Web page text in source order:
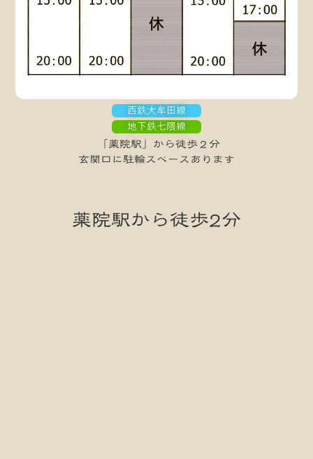
西鉄大牟田線
地下鉄七隈線
「薬院駅」から徒歩２分
玄関口に駐輪スペースあります
薬院駅から徒歩2分